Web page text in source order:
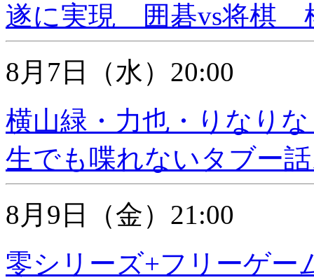
遂に実現 囲碁vs将棋
8月7日（水）20:00
横山緑・力也・りなり
生でも喋れないタブー
8月9日（金）21:00
零シリーズ+フリーゲー